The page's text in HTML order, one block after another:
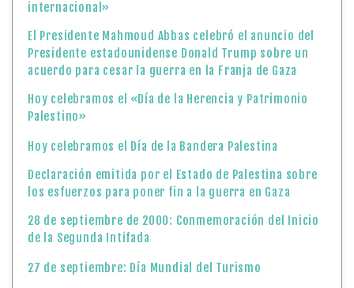
internacional»
El Presidente Mahmoud Abbas celebró el anuncio del
Presidente estadounidense Donald Trump sobre un
acuerdo para cesar la guerra en la Franja de Gaza
Hoy celebramos el «Día de la Herencia y Patrimonio
Palestino»
Hoy celebramos el Día de la Bandera Palestina
Declaración emitida por el Estado de Palestina sobre
los esfuerzos para poner fin a la guerra en Gaza
28 de septiembre de 2000: Conmemoración del Inicio
de la Segunda Intifada
27 de septiembre: Día Mundial del Turismo